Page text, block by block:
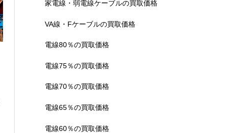
家電線・弱電線ケーブルの買取価格
VA線・Fケーブルの買取価格
電線80％の買取価格
電線75％の買取価格
電線70％の買取価格
電線65％の買取価格
電線60％の買取価格